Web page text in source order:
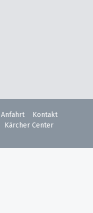
Anfahrt
Kontakt
Kärcher Center